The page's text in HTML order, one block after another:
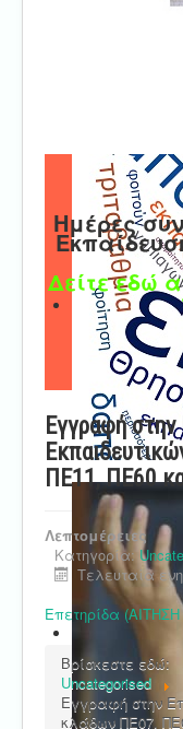
Ημέρες
Δείτε εδώ
Εγγραφή στην
ΠΕ11, ΠΕ60
Λεπτομέρειες
Κατηγορία:
Τελευταία
Επετηρίδα
Βρίσκεστε εδώ:
Uncategorised
Εγγραφή στην
κλάδων ΠΕ07,